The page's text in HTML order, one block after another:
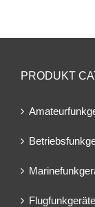
PRODUKT
Flugfunkgeräte